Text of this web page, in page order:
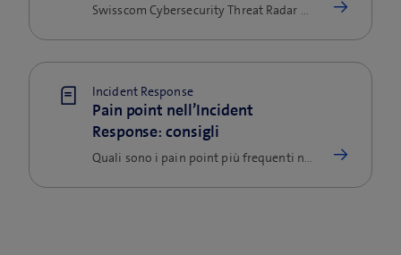
Swisscom Cybersecurity Threat Radar 2026: scoprite le attuali tendenze in fatto di cybersicurezza e le minacce pertinenti.
Incident Response
Pain point nell’Incident
Response: consigli
Quali sono i pain point più frequenti nell’Incident Response nelle aziende e come si possono risolvere? Informazioni pratiche e raccomandazioni operative.